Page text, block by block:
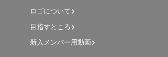
ロゴについて
目指すところ
新入メンバー用動画